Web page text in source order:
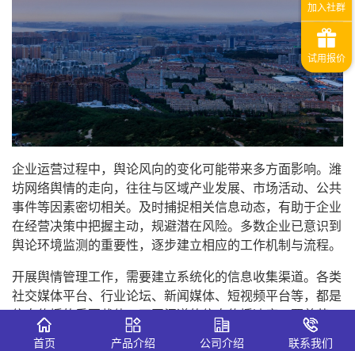
企业运营过程中，舆论风向的变化可能带来多方面影响。潍
坊网络舆情的走向，往往与区域产业发展、市场活动、公共
事件等因素密切相关。及时捕捉相关信息动态，有助于企业
在经营决策中把握主动，规避潜在风险。多数企业已意识到
舆论环境监测的重要性，逐步建立相应的工作机制与流程。
开展舆情管理工作，需要建立系统化的信息收集渠道。各类
社交媒体平台、行业论坛、新闻媒体、短视频平台等，都是
信息传播的重要载体。不同渠道的信息传播速度、覆盖范
围、受众群体存在差异，需要根据企业自身业务特点与关注
首页 产品介绍 公司介绍 联系我们